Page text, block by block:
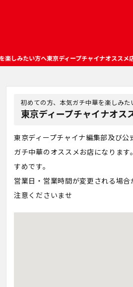
みたい方へ東京ディープチャイナオススメ店
初めての方、本気ガチ中華を楽しみた
東京ディープチャイナオス
東京ディープチャイナ編集部及び公
ガチ中華のオススメお店になりま
すめです。
営業日・営業時間が変更される場
注意くださいませ